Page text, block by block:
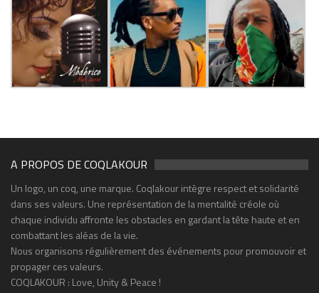
A PROPOS DE COQLAKOUR
Un logo, un coq, une marque. Coqlakour intègre respect et solidarité
dans ses valeurs. Une représentation de la mentalité créole où
chaque individu affronte les obstacles en gardant la tête haute et en
combattant les aléas de la vie.
Nous organisons régulièrement des événements pour promouvoir et
propager ces valeurs.
COQLAKOUR : Love, Unity & Peace !